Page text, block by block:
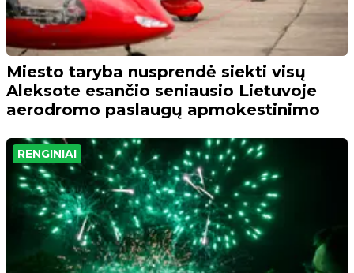
Miesto taryba nusprendė siekti visų
Aleksote esančio seniausio Lietuvoje
aerodromo paslaugų apmokestinimo
RENGINIAI